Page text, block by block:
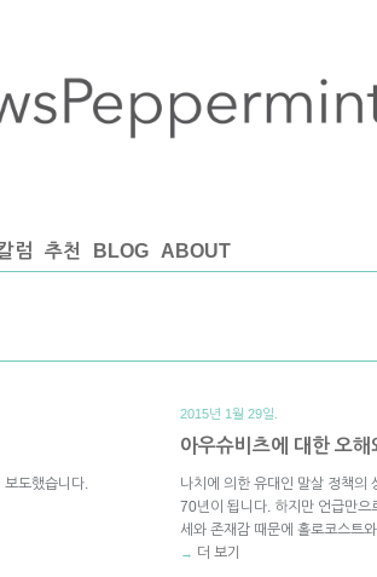
럼 추천 BLOG ABOUT
도했습니다.
2015년 1월 29일.
아우슈비츠에 대한 오해
나치에 의한 유대인 말살 정책의
70년이 됩니다. 하지만 언급만으
세와 존재감 때문에 홀로코스트
→ 더 보기